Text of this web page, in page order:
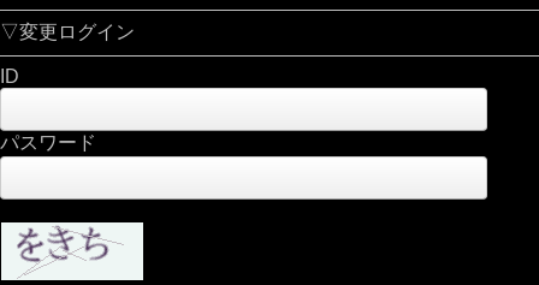
▽変更ログイン
ID
パスワード